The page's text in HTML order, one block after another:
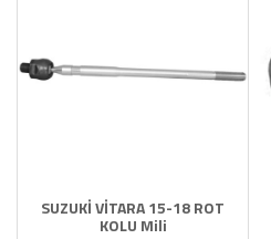
SUZUKİ VİTARA 15-18 ROT
KOLU Mili